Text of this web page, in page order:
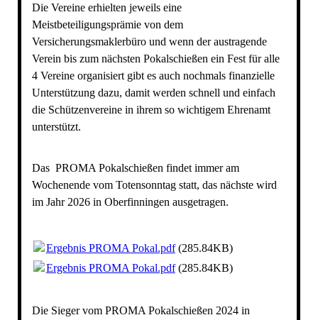
Die Vereine erhielten jeweils eine
Meistbeteiligungsprämie von dem
Versicherungsmaklerbüro und wenn der austragende
Verein bis zum nächsten Pokalschießen ein Fest für alle
4 Vereine organisiert gibt es auch nochmals finanzielle
Unterstützung dazu, damit werden schnell und einfach
die Schützenvereine in ihrem so wichtigem Ehrenamt
unterstützt.
Das PROMA Pokalschießen findet immer am
Wochenende vom Totensonntag statt, das nächste wird
im Jahr 2026 in Oberfinningen ausgetragen.
Ergebnis PROMA Pokal.pdf(285.84KB)
Ergebnis PROMA Pokal.pdf(285.84KB)
Die Sieger vom PROMA Pokalschießen 2024 in